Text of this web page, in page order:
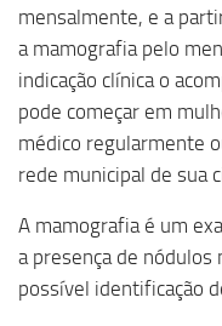
mensalmente, e a
a mamografia pelo
indicação clínica o
pode começar em
médico regularmente
rede municipal de sua
A mamografia é um
a presença de nódulos
possível identificação